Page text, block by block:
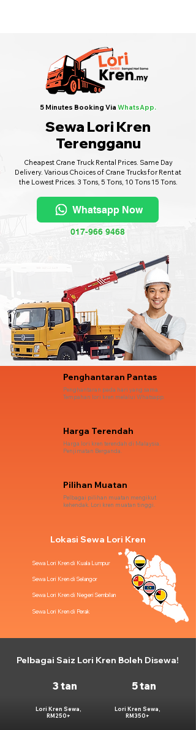
5 Minutes Booking Via WhatsApp.
Sewa Lori Kren
Terengganu
Cheapest Crane Truck Rental Prices. Same Day
Delivery. Various Choices of Crane Trucks for Rent at
the Lowest Prices. 3 Tons, 5 Tons, 10 Tons 15 Tons.
Whatsapp Now
017-966 9468
Penghantaran Pantas
Penghantaran pada hari yang sama.
Tempahan lori kren melalui Whatsapp.
Harga Terendah
Harga lori kren terendah di Malaysia.
Penjimatan Berganda.
Pilihan Muatan
Pelbagai pilihan muatan mengikut
kehendak. Lori kren muatan tinggi.
Lokasi Sewa Lori Kren
Sewa Lori Kren di Kuala Lumpur
Sewa Lori Kren di Selangor
Sewa Lori Kren di Negeri Sembilan
Sewa Lori Kren di Perak
Pelbagai Saiz Lori Kren Boleh Disewa!
3 tan
Lori Kren Sewa,
RM250+
5 tan
Lori Kren Sewa,
RM350+